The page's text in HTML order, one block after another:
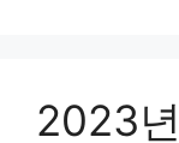
2023